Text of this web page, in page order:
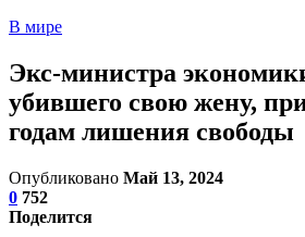
В мире
Экс-министра
убившего свою жену,
годам лишения свободы
Опубликовано Май 13, 2024
0 752
Поделится